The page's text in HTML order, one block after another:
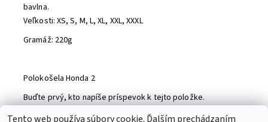
bavlna.
Veľkosti: XS, S, M, L, XL, XXL, XXXL
Gramáž: 220g
Polokošela Honda 2
Buďte prvý, kto napíše príspevok k tejto položke.
Pridať komentár
Tento web používa súbory cookie. Ďalším prechádzaním